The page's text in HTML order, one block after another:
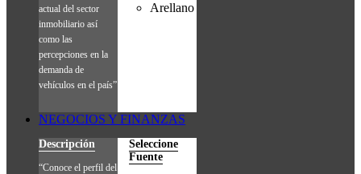
actual del sector
inmobiliario así
como las
percepciones en la
demanda de
vehículos en el país”
Arellano
NEGOCIOS Y FINANZAS
Descripción
“Conoce el perfil del
Seleccione
Fuente